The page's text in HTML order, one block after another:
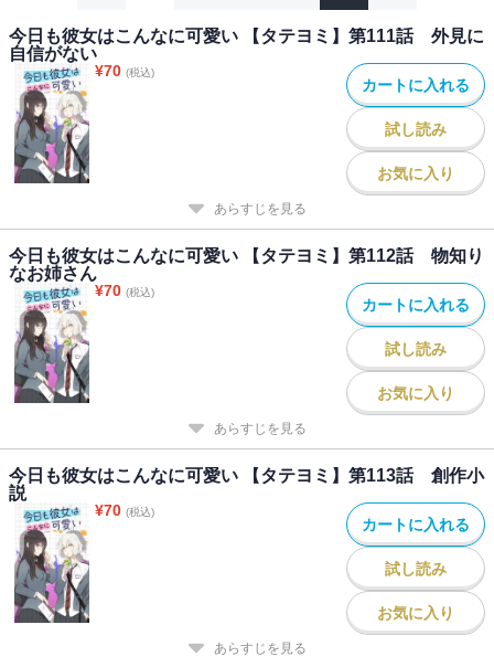
今日も彼女はこんなに可愛い 【タテヨミ】第111話 外見に
自信がない
¥70 (税込)
カートに入れる
試し読み
お気に入り
あらすじを見る
今日も彼女はこんなに可愛い 【タテヨミ】第112話 物知り
なお姉さん
¥70 (税込)
カートに入れる
試し読み
お気に入り
あらすじを見る
今日も彼女はこんなに可愛い 【タテヨミ】第113話 創作小
説
¥70 (税込)
カートに入れる
試し読み
お気に入り
あらすじを見る